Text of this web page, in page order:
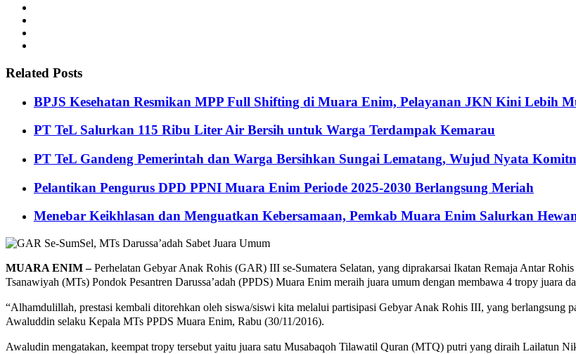
Related Posts
BPJS Kesehatan Resmikan MPP Full Shifting di Muara Enim, Pelayanan JKN Kini Lebih
PT TeL Salurkan 115 Ribu Liter Air Bersih untuk Warga Terdampak Kemarau
PT TeL Gandeng Pemerintah dan Warga Bersihkan Sungai Lematang, Wujud Nyata
Pelantikan Pengurus DPD PPNI Muara Enim Periode 2025-2030 Berlangsung Meriah
Menebar Keikhlasan dan Menguatkan Kebersamaan, Pemkab Muara Enim Salurkan
MUARA ENIM –Perhelatan Gebyar Anak Rohis (GAR) III se-Sumatera Selatan, yang diprakarsai Ikatan Remaja Antar
Tsanawiyah (MTs) Pondok Pesantren Darussa’adah (PPDS) Muara Enim meraih juara umum dengan membawa 4 tropy juara
“Alhamdulillah, prestasi kembali ditorehkan oleh siswa/siswi kita melalui partisipasi Gebyar Anak Rohis III, yang berlangsung
Awaluddin selaku Kepala MTs PPDS Muara Enim, Rabu (30/11/2016).
Awaludin mengatakan, keempat tropy tersebut yaitu juara satu Musabaqoh Tilawatil Quran (MTQ) putri yang diraih Lailatun